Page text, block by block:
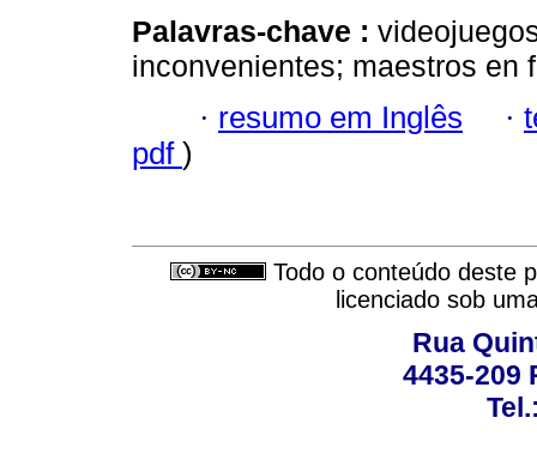
Palavras-chave :
inconvenientes; maestros en
· resumo em Inglês ·
pdf )
Todo o conteúdo deste
licenciado sob
Rua
4435-209